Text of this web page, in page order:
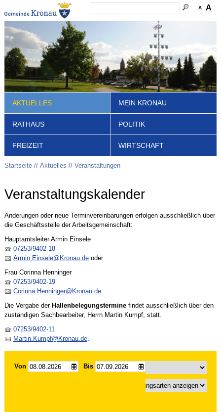
A A
AKTUELLES MEIN KRONAU
RATHAUS POLITIK
FREIZEIT WIRTSCHAFT
Startseite Aktuelles Veranstaltungen
Veranstaltungskalender
Änderungen oder neue Terminvereinbarungen erfolgen ausschließlich über
die Geschäftsstelle der Arbeitsgemeinschaft:
Hauptamtsleiter Armin Einsele
07253/9402-18
Armin.Einsele@Kronau.deoder
Frau Corinna Henninger
07253/9402-19
Corinna.Henninger@Kronau.de
Die Vergabe der Hallenbelegungsterminefindet ausschließlich über den
zuständigen Sachbearbeiter, Herrn Martin Kumpf, statt.
07253/9402-11
Martin.Kumpf@Kronau.de.
Von Bis